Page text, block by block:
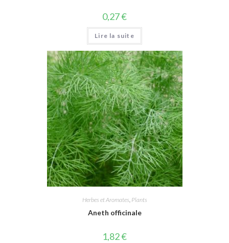
0,27€
Lire la suite
Herbes et Aromates, Plants
Aneth officinale
1,82€